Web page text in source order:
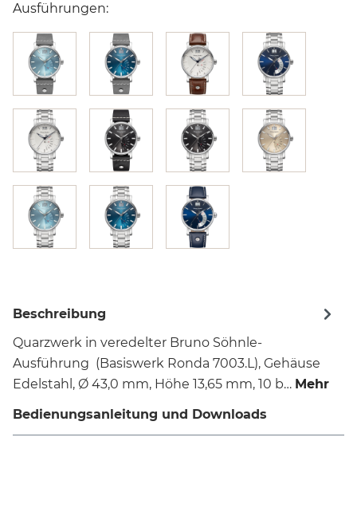
Ausführungen:
Beschreibung
Quarzwerk in veredelter Bruno Söhnle-
Ausführung (Basiswerk Ronda 7003.L), Gehäuse
Edelstahl, Ø 43,0 mm, Höhe 13,65 mm, 10 b… Mehr
Bedienungsanleitung und Downloads